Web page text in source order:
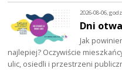
2026-08-06,
Dni
Jak
najlepiej? Oczywiście
ulic, osiedli i przestrzeni